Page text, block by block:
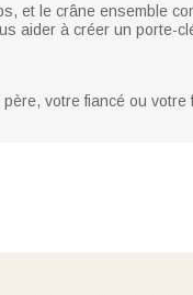
et le crâne ensemble
aider à créer un porte-
votre fiancé ou